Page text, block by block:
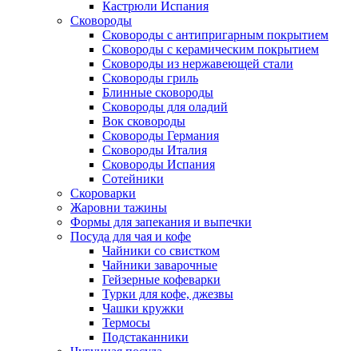
Кастрюли Испания
Сковороды
Сковороды с антипригарным покрытием
Сковороды с керамическим покрытием
Сковороды из нержавеющей стали
Сковороды гриль
Блинные сковороды
Сковороды для оладий
Вок сковороды
Сковороды Германия
Сковороды Италия
Сковороды Испания
Сотейники
Скороварки
Жаровни тажины
Формы для запекания и выпечки
Посуда для чая и кофе
Чайники со свистком
Чайники заварочные
Гейзерные кофеварки
Турки для кофе, джезвы
Чашки кружки
Термосы
Подстаканники